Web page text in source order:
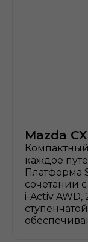
Mazda
каждое
Платформа
сочетании
i-Activ